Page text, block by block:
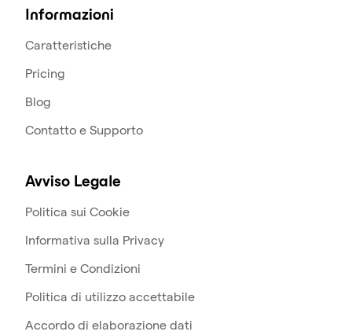
Informazioni
Caratteristiche
Pricing
Blog
Contatto e Supporto
Avviso Legale
Politica sui Cookie
Informativa sulla Privacy
Termini e Condizioni
Politica di utilizzo accettabile
Accordo di elaborazione dati